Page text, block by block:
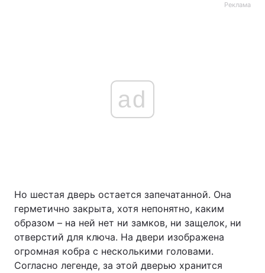
Реклама
ad
Но шестая дверь остается запечатанной. Она
герметично закрыта, хотя непонятно, каким
образом – на ней нет ни замков, ни защелок, ни
отверстий для ключа. На двери изображена
огромная кобра с несколькими головами.
Согласно легенде, за этой дверью хранится